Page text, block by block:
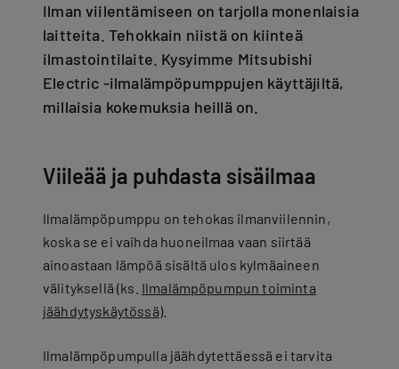
Ilman viilentämiseen on tarjolla monenlaisia
laitteita. Tehokkain niistä on kiinteä
ilmastointilaite. Kysyimme Mitsubishi
Electric -ilmalämpöpumppujen käyttäjiltä,
millaisia kokemuksia heillä on.
Viileää ja puhdasta sisäilmaa
Ilmalämpöpumppu on tehokas ilmanviilennin,
koska se ei vaihda huoneilmaa vaan siirtää
ainoastaan lämpöä sisältä ulos kylmäaineen
välityksellä (ks. Ilmalämpöpumpun toiminta
jäähdytyskäytössä).
Ilmalämpöpumpulla jäähdytettäessä ei tarvita